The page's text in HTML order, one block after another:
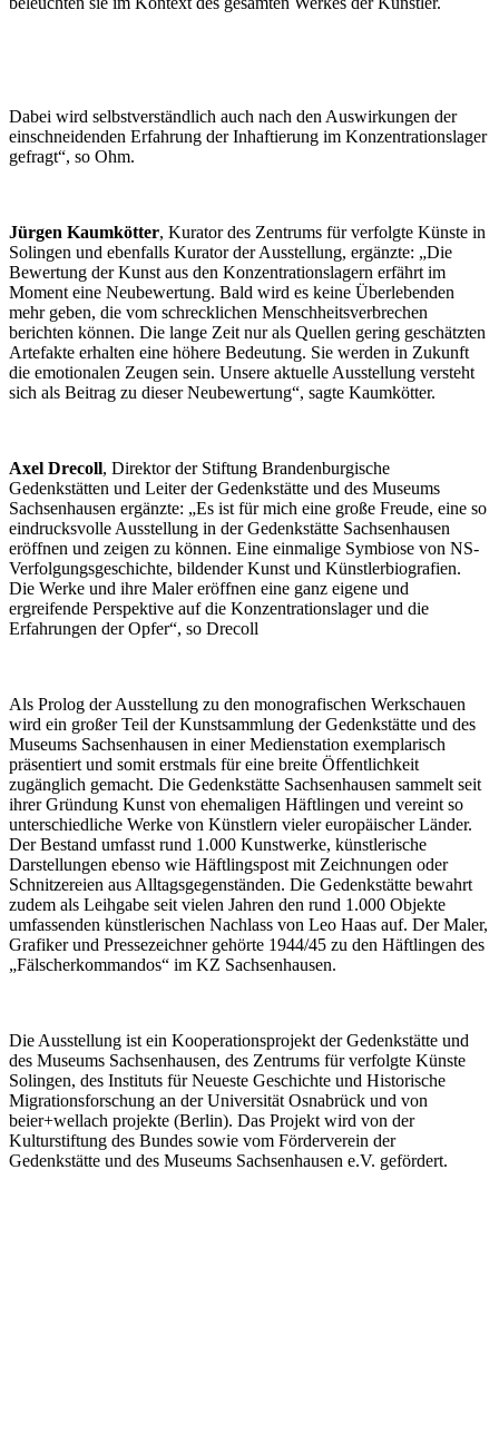
Dabei wird selbstverständlich auch nach den Auswirkungen der
einschneidenden Erfahrung der Inhaftierung im Konzentrationslager
gefragt“, so Ohm.
Jürgen Kaumkötter, Kurator des Zentrums für verfolgte Künste in
Solingen und ebenfalls Kurator der Ausstellung, ergänzte: „Die
Bewertung der Kunst aus den Konzentrationslagern erfährt im
Moment eine Neubewertung. Bald wird es keine Überlebenden
mehr geben, die vom schrecklichen Menschheitsverbrechen
berichten können. Die lange Zeit nur als Quellen gering geschätzten
Artefakte erhalten eine höhere Bedeutung. Sie werden in Zukunft
die emotionalen Zeugen sein. Unsere aktuelle Ausstellung versteht
sich als Beitrag zu dieser Neubewertung“, sagte Kaumkötter.
Axel Drecoll, Direktor der Stiftung Brandenburgische
Gedenkstätten und Leiter der Gedenkstätte und des Museums
Sachsenhausen ergänzte: „Es ist für mich eine große Freude, eine so
eindrucksvolle Ausstellung in der Gedenkstätte Sachsenhausen
eröffnen und zeigen zu können. Eine einmalige Symbiose von NS-
Verfolgungsgeschichte, bildender Kunst und Künstlerbiografien.
Die Werke und ihre Maler eröffnen eine ganz eigene und
ergreifende Perspektive auf die Konzentrationslager und die
Erfahrungen der Opfer“, so Drecoll
Als Prolog der Ausstellung zu den monografischen Werkschauen
wird ein großer Teil der Kunstsammlung der Gedenkstätte und des
Museums Sachsenhausen in einer Medienstation exemplarisch
präsentiert und somit erstmals für eine breite Öffentlichkeit
zugänglich gemacht. Die Gedenkstätte Sachsenhausen sammelt seit
ihrer Gründung Kunst von ehemaligen Häftlingen und vereint so
unterschiedliche Werke von Künstlern vieler europäischer Länder.
Der Bestand umfasst rund 1.000 Kunstwerke, künstlerische
Darstellungen ebenso wie Häftlingspost mit Zeichnungen oder
Schnitzereien aus Alltagsgegenständen. Die Gedenkstätte bewahrt
zudem als Leihgabe seit vielen Jahren den rund 1.000 Objekte
umfassenden künstlerischen Nachlass von Leo Haas auf. Der Maler,
Grafiker und Pressezeichner gehörte 1944/45 zu den Häftlingen des
„Fälscherkommandos“ im KZ Sachsenhausen.
Die Ausstellung ist ein Kooperationsprojekt der Gedenkstätte und
des Museums Sachsenhausen, des Zentrums für verfolgte Künste
Solingen, des Instituts für Neueste Geschichte und Historische
Migrationsforschung an der Universität Osnabrück und von
beier+wellach projekte (Berlin). Das Projekt wird von der
Kulturstiftung des Bundes sowie vom Förderverein der
Gedenkstätte und des Museums Sachsenhausen e.V. gefördert.